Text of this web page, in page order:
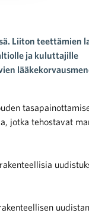
Liiton teettämien
ja kuluttajille
jotka tehostavat